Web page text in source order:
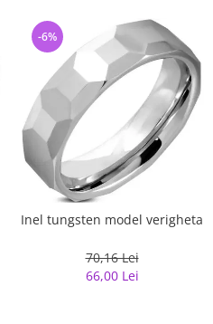
Inel tungsten model verigheta
70,16 Lei
66,00 Lei
-6%